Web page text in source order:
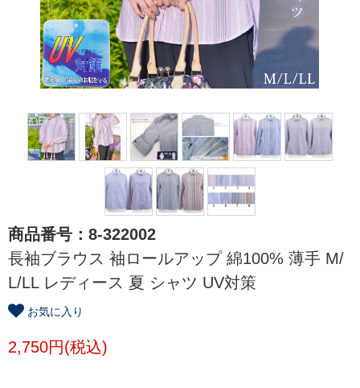
商品番号：8-322002
長袖ブラウス 袖ロールアップ 綿100% 薄手 M/
L/LL レディース 夏 シャツ UV対策
お気に入り
2,750円(税込)